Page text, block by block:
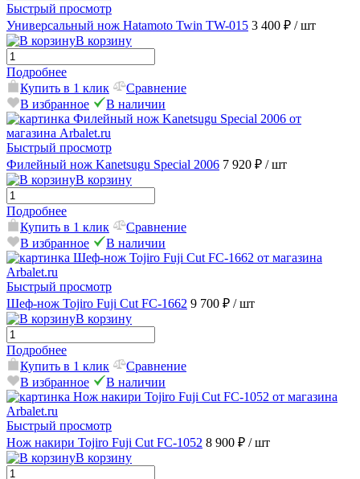
Быстрый просмотр
Универсальный нож Hatamoto Twin TW-015 3 400 ₽ / шт
В корзину
Подробнее
Купить в 1 клик
Сравнение
В избранное
В наличии
Быстрый просмотр
Филейный нож Kanetsugu Special 2006 7 920 ₽ / шт
В корзину
Подробнее
Купить в 1 клик
Сравнение
В избранное
В наличии
Быстрый просмотр
Шеф-нож Tojiro Fuji Cut FC-1662 9 700 ₽ / шт
В корзину
Подробнее
Купить в 1 клик
Сравнение
В избранное
В наличии
Быстрый просмотр
Нож накири Tojiro Fuji Cut FC-1052 8 900 ₽ / шт
В корзину